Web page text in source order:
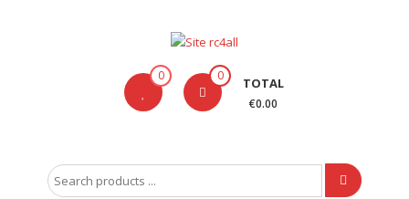
Carson
0 0 TOTAL
€0.00
Search
for: